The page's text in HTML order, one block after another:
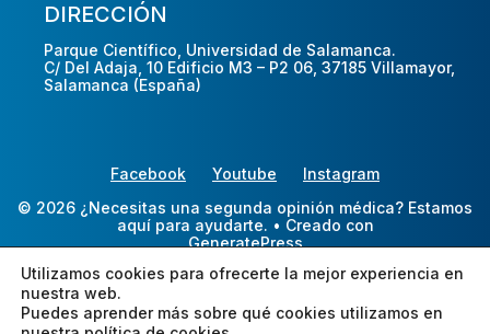
DIRECCIÓN
Parque Científico, Universidad de Salamanca.
C/ Del Adaja, 10 Edificio M3 – P2 06, 37185 Villamayor,
Salamanca (España)
Facebook Youtube
Instagram
© 2026 ¿Necesitas una segunda opinión médica? Estamos
aquí para ayudarte. • Creado con
GeneratePress
Utilizamos cookies para ofrecerte la mejor experiencia en
nuestra web.
Puedes aprender más sobre qué cookies utilizamos en